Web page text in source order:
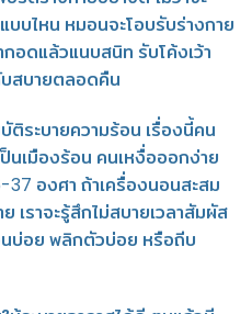
บไหน หมอนจะโอบรับร่างกาย
อดแล้วแนบสนิท รับโค้งเว้า
บสบายตลอดคืน
ระบายความร้อน เรื่องนี้คน
นเมืองร้อน คนเหงื่อออกง่าย
องศา ถ้าเครื่องนอนสะสม
เราจะรู้สึกไม่สบายเวลาสัมผัส
นบ่อย พลิกตัวบ่อย หรือถีบ